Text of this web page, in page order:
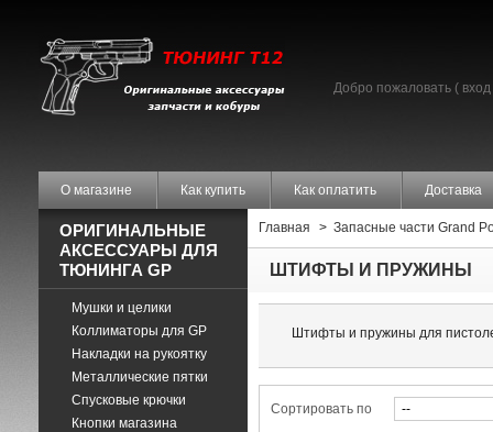
О магазине Как купить Как оплатить Доставка
Добро пожаловать ( вход
ОРИГИНАЛЬНЫЕ
АКСЕССУАРЫ ДЛЯ
ТЮНИНГА GP
Мушки и целики
Коллиматоры для GP
Накладки на рукоятку
Металлические пятки
Спусковые крючки
Кнопки магазина
Главная > Запасные части Grand
ШТИФТЫ И ПРУЖИНЫ
Штифты и пружины для
Сортировать по